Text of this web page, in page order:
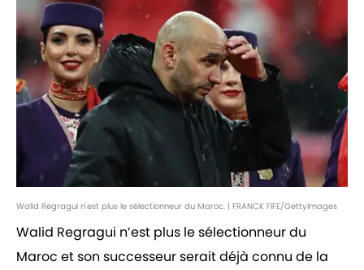
Walid Regragui n'est plus le sélectionneur du Maroc. | FRANCK FIFE/GettyImages
Walid Regragui n’est plus le sélectionneur du
Maroc et son successeur serait déjà connu de la